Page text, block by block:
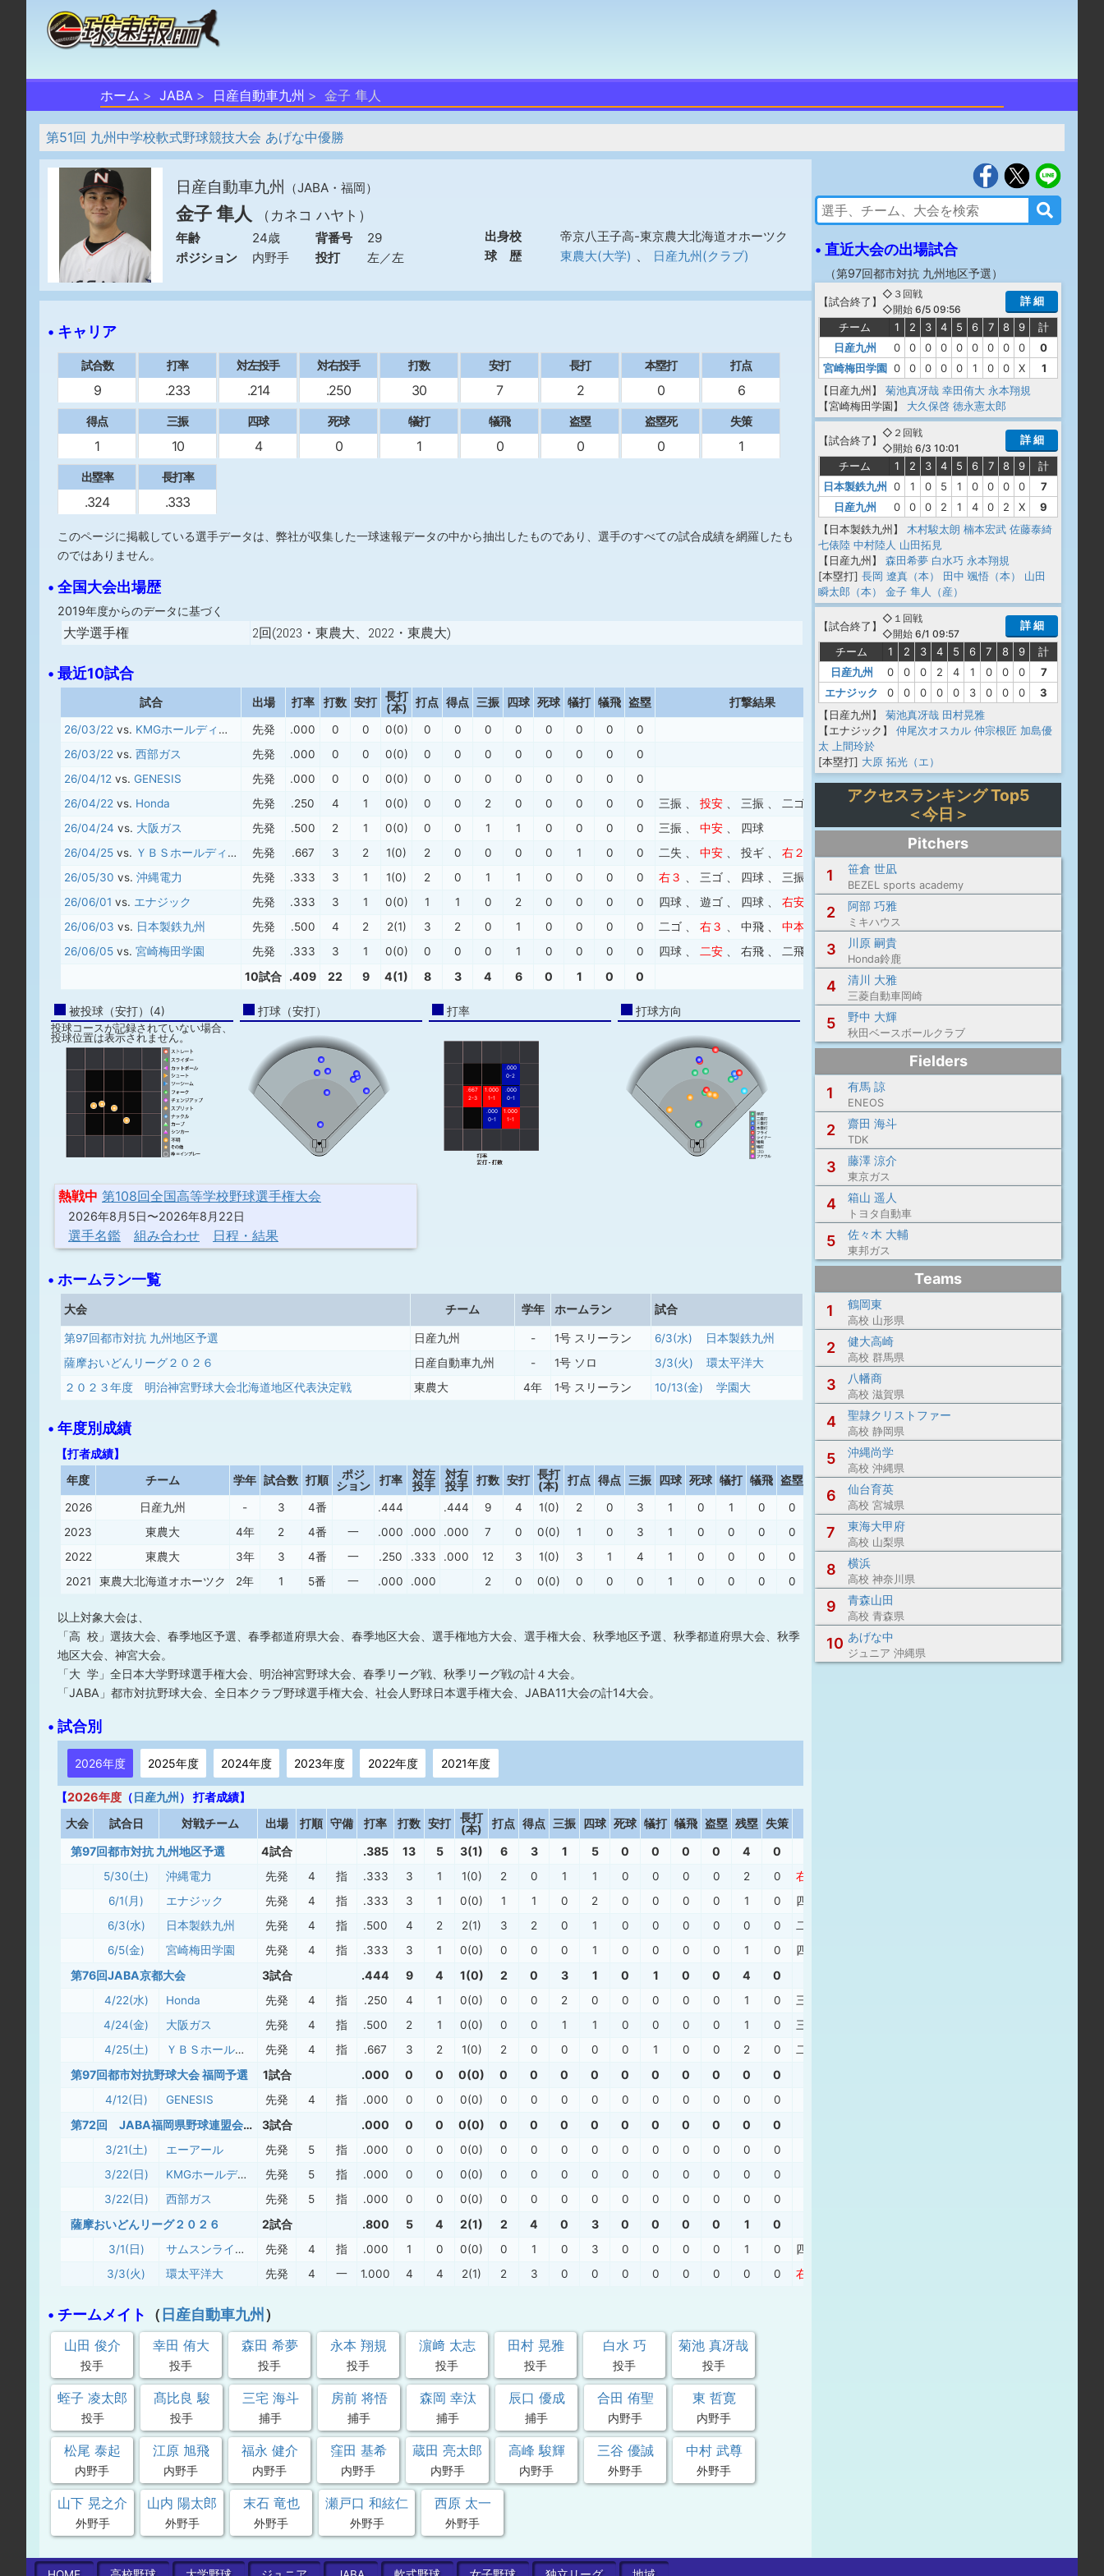
ホーム JABA 日産自動車九州 金子 隼人
第51回 九州中学校軟式野球競技大会 あげな中優勝
日産自動車九州 （JABA・福岡）
金子 隼人 （カネコ ハヤト）
年齢 24歳 背番号
29
ポジション
内野手 投打 左／左
出身校
帝京八王子高-東京農大北海道オホーツク
球 歴
東農大(大学) 、 日産九州(クラブ)
• キャリア
試合数
9
打率
.233
対左投手
.214
対右投手
.250
打数
30
安打
7
長打
2
本塁打
0
打点
6
得点
1
三振
10
四球
4
死球
0
犠打
1
犠飛
0
盗塁
0
盗塁死
0
失策
1
出塁率
.324
長打率
.333
このページに掲載している選手データは、弊社が収集した一球速報データの中から抽出したものであり、選手のすべての試合成績を網羅したも
のではありません。
• 全国大会出場歴
2019年度からのデータに基づく
大学選手権 2回(2023・東農大、2022・東農大)
• 最近10試合
試合 出場 打率 打数 安打
長打
(本)
打点 得点 三振 四球 死球 犠打 犠飛 盗塁 打撃結果
26/03/22 vs. KMGホールディングス 先発 .000 0 0 0(0) 0 0 0 0 0 0 0
0
26/03/22 vs. 西部ガス 先発 .000 0 0 0(0) 0 0 0 0 0 0 0
0
26/04/12 vs. GENESIS 先発 .000 0 0 0(0) 0 0 0 0 0 0 0
0
26/04/22 vs. Honda 先発 .250 4 1 0(0) 0 0 2 0 0 0 0 0 三振 投安 三振
二ゴ
26/04/24 vs. 大阪ガス 先発 .500 2 1 0(0) 0 0 1 1 0 0 0 0 三振 中安
四球
26/04/25 vs. ＹＢＳホールディングス 先発 .667 3 2 1(0) 2 0 0 0 0 1 0 0 二失 中安 投ギ
右２
26/05/30 vs. 沖縄電力 先発 .333 3 1 1(0) 2 0 1 1 0 0 0 0 右３ 三ゴ 四球
三振
26/06/01 vs. エナジック 先発 .333 3 1 0(0) 1 1 0 2 0 0 0 0 四球 遊ゴ 四球 右安
26/06/03 vs. 日本製鉄九州 先発 .500 4 2 2(1) 3 2 0 1 0 0 0 0 二ゴ 右３ 中飛 中本
26/06/05 vs. 宮崎梅田学園 先発 .333 3 1 0(0) 0 0 0 1 0 0 0 0 四球 二安 右飛 二飛
10試合 .409 22 9 4(1) 8 3 4 6 0 1 0 0
被投球（安打）(4)
投球コースが記録されていない場合、
投球位置は表示されません。
打球（安打） 打率
.000
0-2
.667
2-3
1.000
1-1
.000
0-1
.000
0-1
1.000
1-1
打球方向
熱戦中 第108回全国高等学校野球選手権大会
2026年8月5日〜2026年8月22日
選手名鑑 組み合わせ 日程・結果
• ホームラン一覧
大会 チーム 学年 ホームラン 試合
第97回都市対抗 九州地区予選 日産九州 - 1号 スリーラン 6/3(水)
日本製鉄九州
薩摩おいどんリーグ２０２６
日産自動車九州 - 1号 ソロ 3/3(火)
環太平洋大
２０２３年度 明治神宮野球大会北海道地区代表決定戦
東農大 4年 1号 スリーラン 10/13(金) 学園大
• 年度別成績
【打者成績】
年度 チーム 学年 試合数 打順
ポジ
ション
打率
対左
投手
対右
投手
打数 安打 長打
(本)
打点 得点 三振 四球 死球 犠打 犠飛 盗塁 盗塁死 失策 出塁率 長打率
2026 日産九州 - 3 4番 .444 .444 9 4 1(0) 2 0 3 1 0 1 0 0 0 .500
2023
東農大 4年 2 4番 一 .000 .000 .000 7 0 0(0) 1 0 3 1 0 0 0 0 0 0 .125
2022
東農大 3年 3 4番 一 .250 .333 .000 12 3 1(0) 3 1 4 1 0 0 0 0 1
2021
東農大北海道オホーツク 2年 1 5番 一 .000 .000 2 0 0(0) 0 0 0 1 0 0 0 0 0 .333
以上対象大会は、
「高 校」選抜大会、春季地区予選、春季都道府県大会、春季地区大会、選手権地方大会、選手権大会、秋季地区予選、秋季都道府県大会、秋季
地区大会、神宮大会。
「大 学」全日本大学野球選手権大会、明治神宮野球大会、春季リーグ戦、秋季リーグ戦の計４大会。
「JABA」都市対抗野球大会、全日本クラブ野球選手権大会、社会人野球日本選手権大会、JABA11大会の計14大会。
• 試合別
2026年度 2025年度 2024年度 2023年度 2022年度 2021年度
【2026年度 （日産九州 ） 打者成績】
大会 試合日 対戦チーム 出場 打順 守備 打率 打数 安打
長打
(本)
打点 得点 三振 四球 死球 犠打 犠飛 盗塁 残塁 失策
第97回都市対抗 九州地区予選 4試合 .385 13 5 3(1) 6 3 1 5 0 0 0 0 4 0
5/30(土) 沖縄電力 先発 4 指 .333 3 1 1(0) 2 0 1 1 0 0 0 0 2 0 右３
6/1(月)
エナジック 先発 4 指 .333 3 1 0(0) 1 1 0 2 0 0 0 0 1 0 四球
6/3(水)
日本製鉄九州 先発 4 指 .500 4 2 2(1) 3 2 0 1 0 0 0 0 0 0 二ゴ
6/5(金)
宮崎梅田学園 先発 4 指 .333 3 1 0(0) 0 0 0 1 0 0 0 0 1 0 四球
第76回JABA京都大会 3試合 .444 9 4 1(0) 2 0 3 1 0 1 0 0 4 0
4/22(水) Honda 先発 4 指 .250 4 1 0(0) 0 0 2 0 0 0 0 0 1 0 三振
4/24(金)
大阪ガス 先発 4 指 .500 2 1 0(0) 0 0 1 1 0 0 0 0 1 0 三振
4/25(土)
ＹＢＳホールディングス 先発 4 指 .667 3 2 1(0) 2 0 0 0 0 1 0 0 2 0 二失
第97回都市対抗野球大会 福岡予選 1試合 .000 0 0 0(0) 0 0 0 0 0 0 0 0 0 0
4/12(日) GENESIS 先発 4 指 .000 0 0 0(0) 0 0 0 0 0 0 0 0 0 0
第72回 JABA福岡県野球連盟会長杯 3試合 .000 0 0 0(0) 0 0 0 0 0 0 0 0 0 0
3/21(土) エーアール 先発 5 指 .000 0 0 0(0) 0 0 0 0 0 0 0 0 0
0
3/22(日)
KMGホールディングス 先発 5 指 .000 0 0 0(0) 0 0 0 0 0 0 0 0 0
0
3/22(日)
西部ガス 先発 5 指 .000 0 0 0(0) 0 0 0 0 0 0 0 0 0 0
薩摩おいどんリーグ２０２６ 2試合 .800 5 4 2(1) 2 4 0 3 0 0 0 0 1 0
3/1(日) サムスンライオンズ 先発 4 指 .000 1 0 0(0) 0 1 0 3 0 0 0 0 1 0 四球
3/3(火)
環太平洋大 先発 4 一 1.000 4 4 2(1) 2 3 0 0 0 0 0 0 0 0 右本
• チームメイト （ 日産自動車九州 ）
山田 俊介
投手
幸田 侑大
投手
森田 希夢
投手
永本 翔規
投手
濵﨑 太志
投手
田村 晃雅
投手
白水 巧
投手
菊池 真冴哉
投手
蛭子 凌太郎
投手
髙比良 駿
投手
三宅 海斗
捕手
房前 将悟
捕手
森岡 幸汰
捕手
辰口 優成
捕手
合田 侑聖
内野手
東 哲寛
内野手
松尾 泰起
内野手
江原 旭飛
内野手
福永 健介
内野手
窪田 基希
内野手
蔵田 亮太郎
内野手
高峰 駿輝
内野手
三谷 優誠
外野手
中村 武尊
外野手
山下 晃之介
外野手
山内 陽太郎
外野手
末石 竜也
外野手
瀬戸口 和絃仁
外野手
西原 太一
外野手
• 直近大会の出場試合
（第97回都市対抗 九州地区予選）
【試合終了 】
◇３回戦
◇開始 6/5 09:56
詳 細
チーム 1 2 3 4 5 6 7 8 9
計
日産九州
0 0 0 0 0 0 0 0 0
0
宮崎梅田学園 0 0 0 0 0 1 0 0 X
1
【日産九州】
菊池真冴哉 幸田侑大 永本翔規
【宮崎梅田学園】
大久保啓 徳永憲太郎
【試合終了 】
◇２回戦
◇開始 6/3 10:01
詳 細
チーム 1 2 3 4 5 6 7 8 9
計
日本製鉄九州
0 1 0 5 1 0 0 0 0
7
日産九州
0 0 0 2 1 4 0 2 X
9
【日本製鉄九州】
木村駿太朗 楠本宏武 佐藤泰綺
七俵陸 中村陸人 山田拓見
【日産九州】
森田希夢 白水巧 永本翔規
[本塁打] 長岡 遼真（本） 田中 颯悟（本）
山田
瞬太郎（本）
金子 隼人（産）
【試合終了 】
◇１回戦
◇開始 6/1 09:57
詳 細
チーム 1 2 3 4 5 6 7 8 9
計
日産九州
0 0 0 2 4 1 0 0 0
7
エナジック
0 0 0 0 0 3 0 0 0
3
【日産九州】
菊池真冴哉 田村晃雅
【エナジック】
仲尾次オスカル 仲宗根匠 加島優
太
上間玲於
[本塁打] 大原 拓光（エ）
アクセスランキング Top5
＜今日＞
Pitchers
1
笹倉 世凪
BEZEL sports academy
2 阿部 巧雅
ミキハウス
3 川原 嗣貴
Honda鈴鹿
4 清川 大雅
三菱自動車岡崎
5 野中 大輝
秋田ベースボールクラブ
Fielders
1
有馬 諒
ENEOS
2 齋田 海斗
TDK
3 藤澤 涼介
東京ガス
4 箱山 遥人
トヨタ自動車
5 佐々木 大輔
東邦ガス
Teams
1
鶴岡東
高校 山形県
2 健大高崎
高校 群馬県
3 八幡商
高校 滋賀県
4 聖隷クリストファー
高校 静岡県
5 沖縄尚学
高校 沖縄県
6 仙台育英
高校 宮城県
7 東海大甲府
高校 山梨県
8 横浜
高校 神奈川県
9 青森山田
高校 青森県
10 あげな中
ジュニア 沖縄県